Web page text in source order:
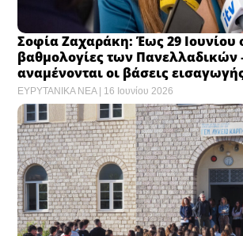
Σοφία Ζαχαράκη: Έως 29 Ιουνίου
βαθμολογίες των Πανελλαδικών
αναμένονται οι βάσεις
ΕΥΡΥΤΑΝΙΚΑ ΝΕΑ 16 Ιουνίου 2026